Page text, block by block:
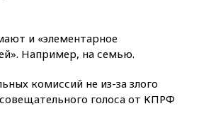
попытке попасть из Марокко в
Сеуту на параплане
блок Украину из-за уровня
коррупции
и «элементарное
Например, на семью.
комиссий не из-за злого
голоса от КПРФ